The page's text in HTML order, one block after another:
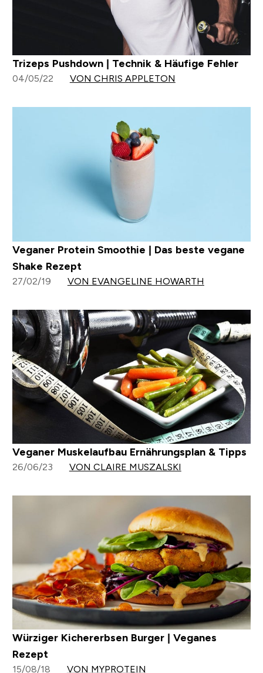
Trizeps Pushdown | Technik & Häufige Fehler
04/05/22 VON CHRIS APPLETON
Veganer Protein Smoothie | Das beste vegane
Shake Rezept
27/02/19 VON EVANGELINE HOWARTH
Veganer Muskelaufbau Ernährungsplan & Tipps
26/06/23 VON CLAIRE MUSZALSKI
Würziger Kichererbsen Burger | Veganes
Rezept
15/08/18 VON MYPROTEIN